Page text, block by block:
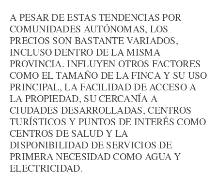
A PESAR DE ESTAS TENDENCIAS POR
COMUNIDADES AUTÓNOMAS, LOS
PRECIOS SON BASTANTE VARIADOS,
INCLUSO DENTRO DE LA MISMA
PROVINCIA. INFLUYEN OTROS FACTORES
COMO EL TAMAÑO DE LA FINCA Y SU USO
PRINCIPAL, LA FACILIDAD DE ACCESO A
LA PROPIEDAD, SU CERCANÍA A
CIUDADES DESARROLLADAS, CENTROS
TURÍSTICOS Y PUNTOS DE INTERÉS COMO
CENTROS DE SALUD Y LA
DISPONIBILIDAD DE SERVICIOS DE
PRIMERA NECESIDAD COMO AGUA Y
ELECTRICIDAD.